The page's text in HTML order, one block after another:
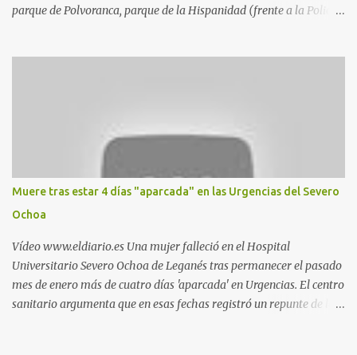
parque de Polvoranca, parque de la Hispanidad (frente a la Policía
estadio municipal de Butarque) y caminos entre el estadio y Plaza
Nueva. Otro lugar: Escombrera de Polvoranca, entre Leganés y
Móstoles También en el parque de la Hispanidad, situado frente a
la Policía Local de Leganés de la calle Chile, 1, y junto al
cementerio de Butarque". Más información
Muere tras estar 4 días "aparcada" en las Urgencias del Severo
Ochoa
Vídeo www.eldiario.es Una mujer falleció en el Hospital
Universitario Severo Ochoa de Leganés tras permanecer el pasado
mes de enero más de cuatro días 'aparcada' en Urgencias. El centro
sanitario argumenta que en esas fechas registró un repunte de las